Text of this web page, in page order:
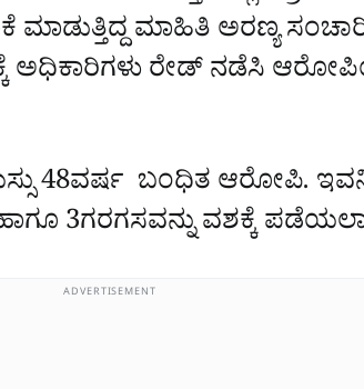
ಮಾಡುತ್ತಿದ್ದ ಮಾಹಿತಿ ಅರಣ್ಯ
ಅಧಿಕಾರಿಗಳು ರೇಡ್‌ ನಡೆಸಿ
48ವರ್ಷ ಬಂಧಿತ ಆರೋಪಿ.
3ಗರಗಸವನ್ನು ವಶಕ್ಕೆ
ADVERTISEMENT